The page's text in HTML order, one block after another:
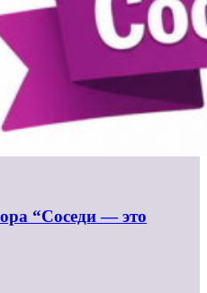
“Соседи — это